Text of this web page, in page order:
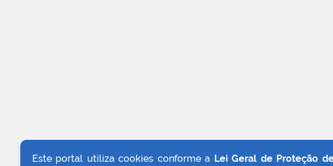
Este portal utiliza cookies conforme a Lei Geral de Proteção